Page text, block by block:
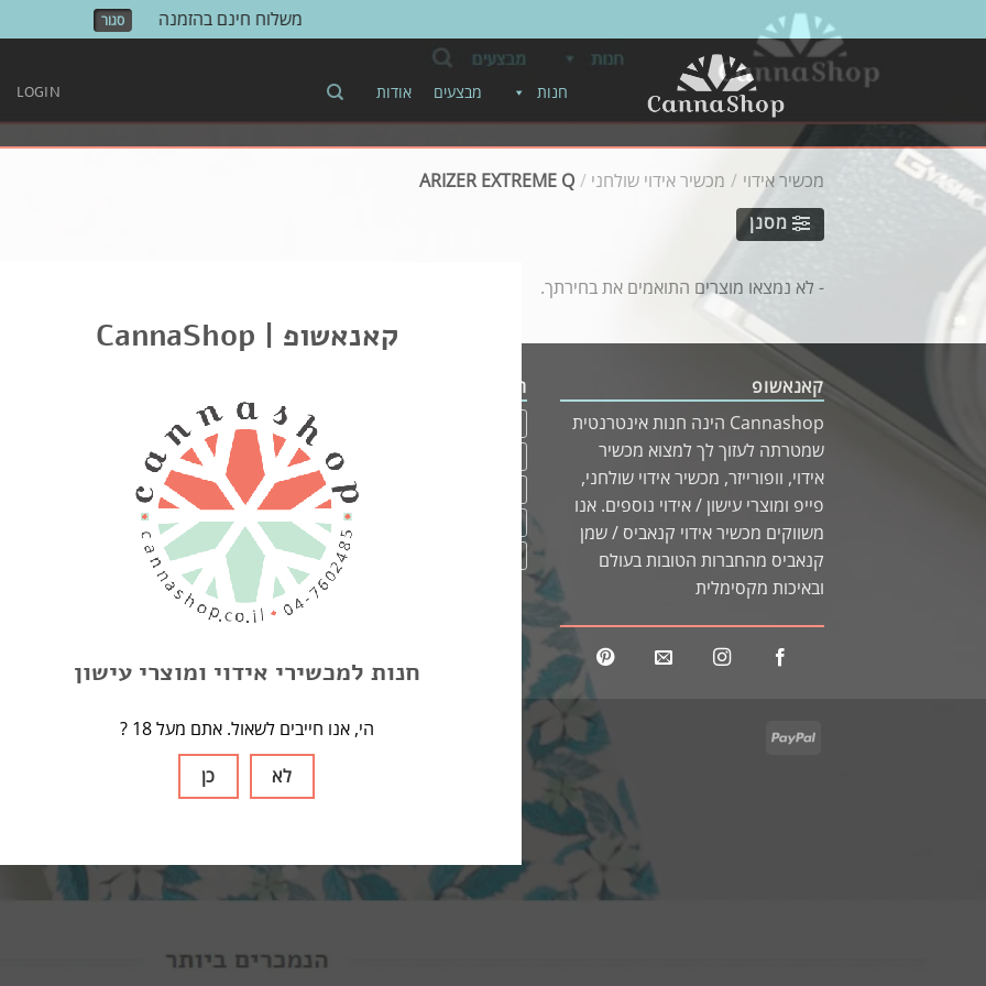
CannaShop | קאנאשופ
חנות למכשירי אידוי ומוצרי עישון
? הי, אנו חייבים לשאול. אתם מעל 18
כן
לא
משלוח חינם בהזמנה מעל 500 ש"ח! סגור
חנות מבצעים אודות LOGIN
מכשיר אידוי / מכשיר אידוי שולחני /
ARIZER EXTREME Q
מסנן
- לא נמצאו מוצרים התואמים את בחירתך.
קאנאשופ
Cannashop הינה חנות אינטרנטית
שמטרתה לעזוך לך למצוא מכשיר
אידוי, וופורייזר, מכשיר אידוי שולחני,
פייפ ומוצרי עישון / אידוי נוספים. אנו
משווקים מכשיר אידוי קנאביס / שמן
קנאביס מהחברות הטובות בעולם
ובאיכות מקסימלית
תגיות
Arizer Air 2
Arizer Extreme Q
usb אביזרים אחסון בלאנטים
חסכמים כיסוי מבודד מבצעים מטען
מכשיר אידוי
מכשיר אידוי שולחני מקטרת נייר גלגול סוללות